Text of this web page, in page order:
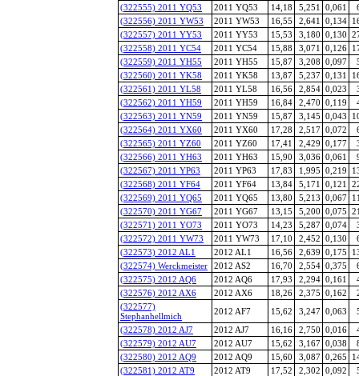
(322555) 2011 YQ53
2011 YQ53 14,18 5,251 0,061
(322556) 2011 YW53
2011 YW53 16,55 2,641 0,134
(322557) 2011 YY53
2011 YY53 15,53 3,180 0,130
(322558) 2011 YC54
2011 YC54 15,88 3,071 0,126
(322559) 2011 YH55
2011 YH55 15,87 3,208 0,097
(322560) 2011 YK58
2011 YK58 13,87 5,237 0,131
(322561) 2011 YL58
2011 YL58 16,56 2,854 0,023
(322562) 2011 YH59
2011 YH59 16,84 2,470 0,119
(322563) 2011 YN59
2011 YN59 15,87 3,145 0,043
(322564) 2011 YX60
2011 YX60 17,28 2,517 0,072
(322565) 2011 YZ60
2011 YZ60 17,41 2,429 0,177
(322566) 2011 YH63
2011 YH63 15,90 3,036 0,061
(322567) 2011 YP63
2011 YP63 17,83 1,995 0,219
(322568) 2011 YF64
2011 YF64 13,84 5,171 0,121
(322569) 2011 YQ65
2011 YQ65 13,80 5,213 0,067
(322570) 2011 YG67
2011 YG67 13,15 5,200 0,075
(322571) 2011 YO73
2011 YO73 14,23 5,287 0,074
(322572) 2011 YW73
2011 YW73 17,10 2,452 0,130
(322573) 2012 AL1
2012 AL1 16,56 2,639 0,175
(322574) Werckmeister
2012 AS2 16,70 2,554 0,375
(322575) 2012 AQ6
2012 AQ6 17,93 2,294 0,161
(322576) 2012 AX6
2012 AX6 18,26 2,375 0,162
(322577)
Stephanhellmich
2012 AF7 15,62 3,247 0,063
(322578) 2012 AJ7
2012 AJ7 16,16 2,750 0,016
(322579) 2012 AU7
2012 AU7 15,62 3,167 0,038
(322580) 2012 AQ9
2012 AQ9 15,60 3,087 0,265
(322581) 2012 AT9
2012 AT9 17,52 2,302 0,092